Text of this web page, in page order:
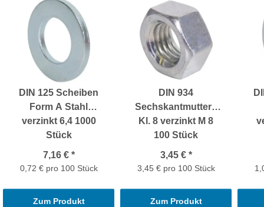
DIN 125 Scheiben
Form A Stahl
verzinkt 6,4 1000
Stück
7,16 € *
0,72 € pro 100 Stück
Zum Produkt
DIN 934
Sechskantmuttern
Kl. 8 verzinkt M 8
100 Stück
3,45 € *
3,45 € pro 100 Stück
Zum Produkt